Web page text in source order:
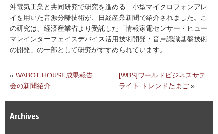
沖電気工業と共同研究で研究を進める、小型マイクロフォンアレ
イを用いた音源分離技術が、日経産業新聞で紹介されました。こ
の研究は、経済産業省より受託した「情報家電センサー・ヒュー
マンインターフェイスデバイス活用技術開発・音声認識基盤技術
の開発」の一部として研究がすすめられています。
« WABOT-HOUSE成果報告
会の新聞紹介
[WBS]ワールドビジネスサテ
ライト トレンドたまご »
Archives